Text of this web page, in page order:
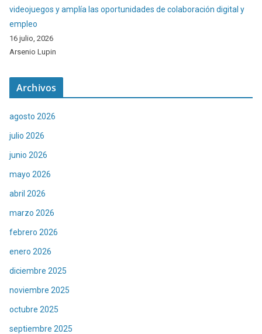
videojuegos y amplía las oportunidades de colaboración digital y
empleo
16 julio, 2026
Arsenio Lupin
Archivos
agosto 2026
julio 2026
junio 2026
mayo 2026
abril 2026
marzo 2026
febrero 2026
enero 2026
diciembre 2025
noviembre 2025
octubre 2025
septiembre 2025